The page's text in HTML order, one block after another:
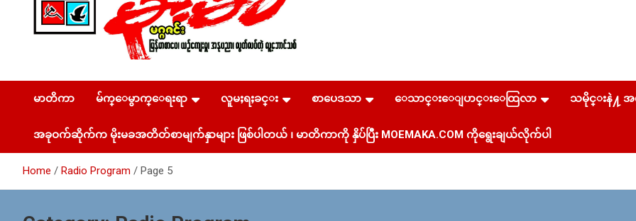
MoeMaKa Burmese
News & Media
ယ္ေရး – အမွတ္ ၂၅၄၊ ပထပ္၊ လမ္း ၄၀၊ ေက်ာက္တံတား၊ ရန္ကုန္။
(ဖုုံး – ၀၉ ၂၅၂ ၂၄၉ ၀၉၄ ၊ ၀၉ ၄၂၁ ၇၄၃ ၇၅၃ ၊ ၀၉ ၅၀၄ ၁၀ ၅၈)
ျဖန္႔ခ်ိေရး – ဆိပ္ကမ္းသာစာေပ – အမွတ္ ၁၃ / ၃၈ လမ္း။ ပ
လာဇာေစ်းသစ္ ။ ၀၉ ၇၈၆၈၃၇ ၃၀၅ / ၀၉ ၉၆၃၆၉၉၈၃၄
မာတိကာ မ်က္ေမွာက္ေရးရာ လူမႈရႈခင္း စာပေဒသာ ေသာင္းေျပာင္းေထြလာ သမိုင္းနဲ႔ အ
အခုဝက်ဆိုက်က မိုးမခအတိတ်စာမျက်နှာများ ဖြစ်ပါတယ် ၊ မာတိကာကို နှိပ်ပြီး MOEMAKA.COM ကိုရွေးချယ်လိုက်ပါ
Home Radio Program Page 5